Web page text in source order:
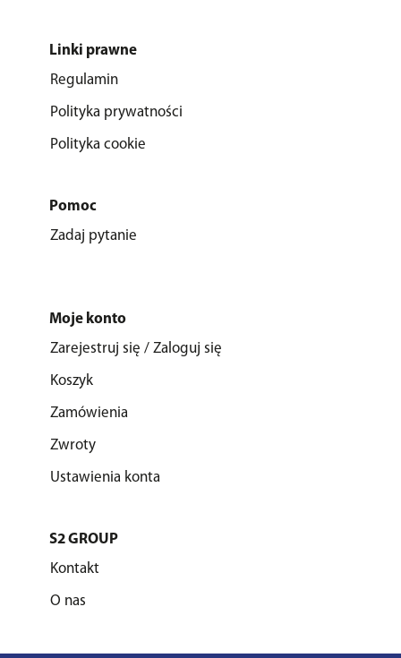
Linki prawne
Regulamin
Polityka prywatności
Polityka cookie
Pomoc
Zadaj pytanie
Moje konto
Zarejestruj się / Zaloguj się
Koszyk
Zamówienia
Zwroty
Ustawienia konta
S2 GROUP
Kontakt
O nas